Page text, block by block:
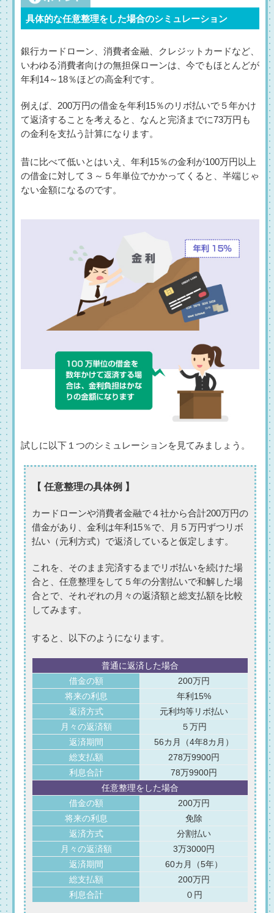
具体的な任意整理をした場合のシミュレーション
銀行カードローン、消費者金融、クレジットカードなど、
いわゆる消費者向けの無担保ローンは、今でもほとんどが
年利14～18％ほどの高金利です。
例えば、200万円の借金を年利15％のリボ払いで５年かけ
て返済することを考えると、なんと完済までに73万円も
の金利を支払う計算になります。
昔に比べて低いとはいえ、年利15％の金利が100万円以上
の借金に対して３～５年単位でかかってくると、半端じゃ
ない金額になるのです。
試しに以下１つのシミュレーションを見てみましょう。
【 任意整理の具体例 】
カードローンや消費者金融で４社から合計200万円の
借金があり、金利は年利15％で、月５万円ずつリボ
払い（元利方式）で返済していると仮定します。
これを、そのまま完済するまでリボ払いを続けた場
合と、任意整理をして５年の分割払いで和解した場
合とで、それぞれの月々の返済額と総支払額を比較
してみます。
すると、以下のようになります。
普通に返済した場合
借金の額
200万円
将来の利息
年利15%
返済方式
元利均等リボ払い
月々の返済額
５万円
返済期間
56カ月（4年8カ月）
総支払額
278万9900円
利息合計
78万9900円
任意整理をした場合
借金の額
200万円
将来の利息
免除
返済方式
分割払い
月々の返済額
3万3000円
返済期間
60カ月（5年）
総支払額
200万円
利息合計
０円